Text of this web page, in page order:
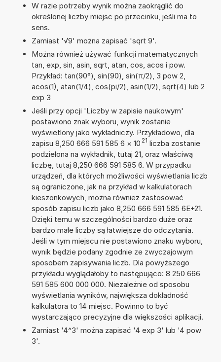
W razie potrzeby wynik można zaokrąglić do
określonej liczby miejsc po przecinku, jeśli ma to
sens.
Zamiast '√9' można zapisać 'sqrt 9'.
Można również używać funkcji matematycznych
tan, exp, sin, asin, sqrt, atan, cos, acos i pow.
Przykład: tan(90°), sin(90), sin(π/2), 3 pow 2,
acos(1), atan(1/4), cos(pi/2), asin(1/2), sqrt(4) lub 2
exp 3
Jeśli przy opcji 'Liczby w zapisie naukowym'
postawiono znak wyboru, wynik zostanie
wyświetlony jako wykładniczy. Przykładowo, dla
zapisu 8,250 666 591 585 6 × 10 21 liczba zostanie
podzielona na wykładnik, tutaj 21, oraz właściwą
liczbę, tutaj 8,250 666 591 585 6. W przypadku
urządzeń, dla których możliwości wyświetlania liczb
są ograniczone, jak na przykład w kalkulatorach
kieszonkowych, można również zastosować
sposób zapisu liczb jako 8,250 666 591 585 6E+21.
Dzięki temu w szczególności bardzo duże oraz
bardzo małe liczby są łatwiejsze do odczytania.
Jeśli w tym miejscu nie postawiono znaku wyboru,
wynik będzie podany zgodnie ze zwyczajowym
sposobem zapisywania liczb. Dla powyższego
przykładu wyglądałoby to następująco: 8 250 666
591 585 600 000 000. Niezależnie od sposobu
wyświetlania wyników, największa dokładność
kalkulatora to 14 miejsc. Powinno to być
wystarczająco precyzyjne dla większości aplikacji.
Zamiast '4^3' można zapisać '4 exp 3' lub '4 pow
3'.